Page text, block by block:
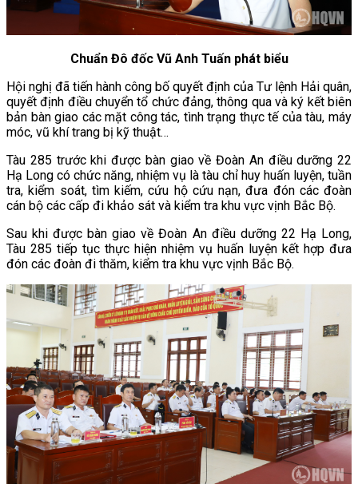
Chuẩn Đô đốc Vũ Anh Tuấn phát biểu
Hội nghị đã tiến hành công bố quyết định của Tư lệnh Hải quân,
quyết định điều chuyển tổ chức đảng, thông qua và ký kết biên
bản bàn giao các mặt công tác, tình trạng thực tế của tàu, máy
móc, vũ khí trang bị kỹ thuật…
Tàu 285 trước khi được bàn giao về Đoàn An điều dưỡng 22
Hạ Long có chức năng, nhiệm vụ là tàu chỉ huy huấn luyện, tuần
tra, kiểm soát, tìm kiếm, cứu hộ cứu nạn, đưa đón các đoàn
cán bộ các cấp đi khảo sát và kiểm tra khu vực vịnh Bắc Bộ.
Sau khi được bàn giao về Đoàn An điều dưỡng 22 Hạ Long,
Tàu 285 tiếp tục thực hiện nhiệm vụ huấn luyện kết hợp đưa
đón các đoàn đi thăm, kiểm tra khu vực vịnh Bắc Bộ.